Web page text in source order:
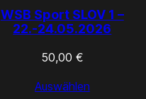
WSB Sport SLOV 1 –
22.-24.05.2026
50,00 €
Auswählen